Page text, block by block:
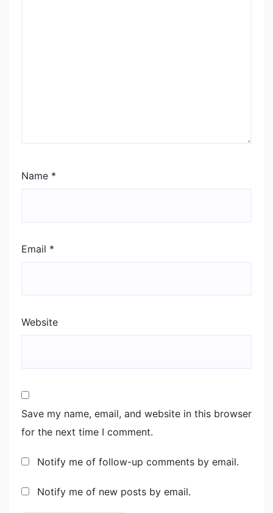
Name *
Email *
Website
Save my name, email, and website in this browser
for the next time I comment.
Notify me of follow-up comments by email.
Notify me of new posts by email.